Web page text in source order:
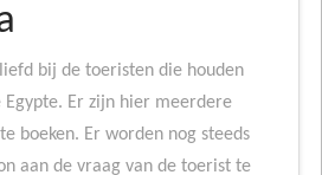
bij de toeristen die houden
Egypte. Er zijn hier meerdere
boeken. Er worden nog steeds
aan de vraag van de toerist te